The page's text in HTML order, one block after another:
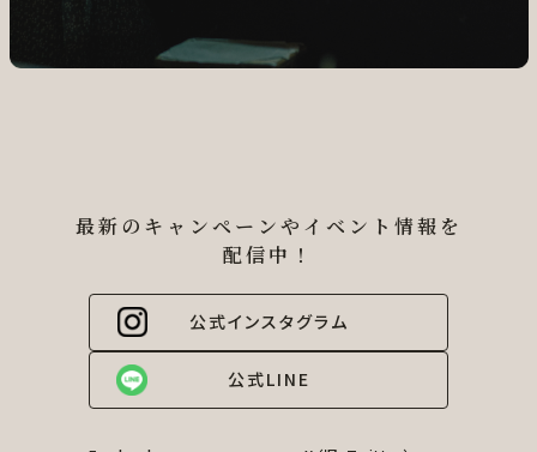
最新のキャンペーンやイベント情報を
配信中！
公式インスタグラム
公式LINE